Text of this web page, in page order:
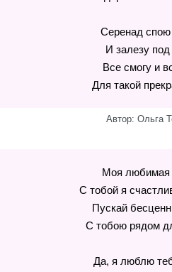
Серенад спою
И залезу под
Все смогу и
Для такой
Автор: Ольга
Моя
С тобой я
Пускай
С тобою рядом
Да, я люблю